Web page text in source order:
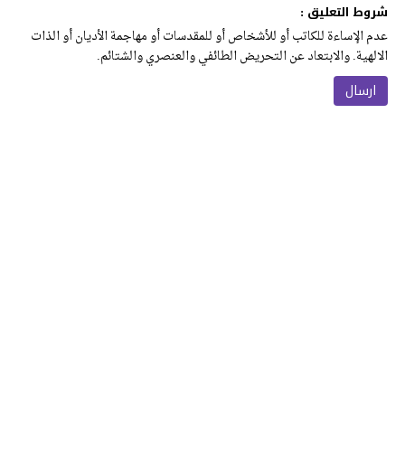
شروط التعليق :
عدم الإساءة للكاتب أو للأشخاص أو للمقدسات أو مهاجمة الأديان أو الذات
الالهية. والابتعاد عن التحريض الطائفي والعنصري والشتائم.